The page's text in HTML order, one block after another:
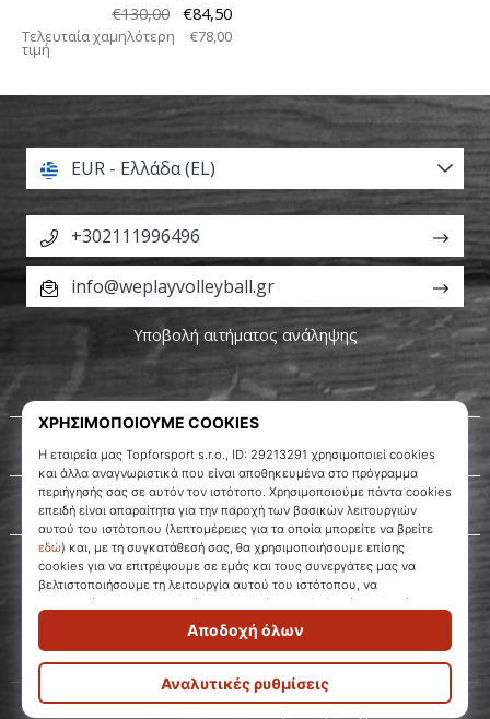
€130,00
€84,50
Τελευταία χαμηλότερη
τιμή
€78,00
WePlayVolleyball.gr
Σχετικά μ' εμάς
Εξυπηρέτηση πελατών
EUR - Ελλάδα (EL)
+302111996496
info@weplayvolleyball.gr
Υποβολή αιτήματος ανάληψης